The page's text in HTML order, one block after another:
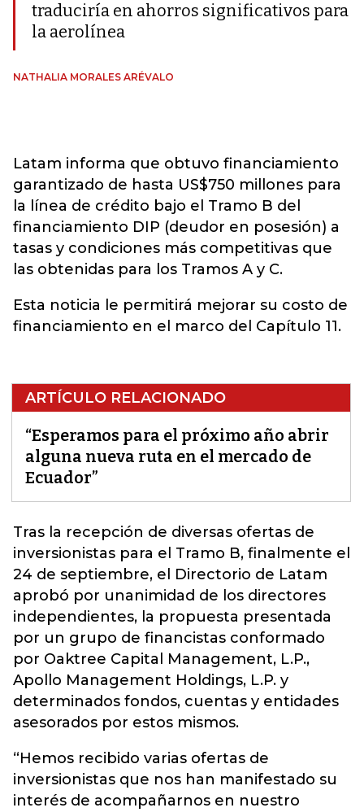
traduciría en ahorros significativos para
la aerolínea
NATHALIA MORALES ARÉVALO
Latam informa que obtuvo financiamiento
garantizado de hasta US$750 millones para
la línea de crédito bajo el Tramo B del
financiamiento DIP (deudor en posesión) a
tasas y condiciones más competitivas que
las obtenidas para los Tramos A y C.
Esta noticia le permitirá mejorar su costo de
financiamiento en el marco del Capítulo 11.
ARTÍCULO RELACIONADO
“Esperamos para el próximo año abrir
alguna nueva ruta en el mercado de
Ecuador”
Tras la recepción de diversas ofertas de
inversionistas para el Tramo B, finalmente el
24 de septiembre, el Directorio de Latam
aprobó por unanimidad de los directores
independientes, la propuesta presentada
por un grupo de financistas conformado
por Oaktree Capital Management, L.P.,
Apollo Management Holdings, L.P. y
determinados fondos, cuentas y entidades
asesorados por estos mismos.
“Hemos recibido varias ofertas de
inversionistas que nos han manifestado su
interés de acompañarnos en nuestro